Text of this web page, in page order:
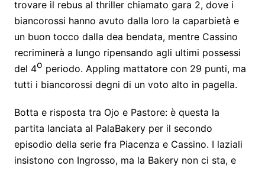
trovare il rebus al thriller chiamato gara 2, dove i
biancorossi hanno avuto dalla loro la caparbietà e
un buon tocco dalla dea bendata, mentre Cassino
recriminerà a lungo ripensando agli ultimi possessi
del 4o periodo. Appling mattatore con 29 punti, ma
tutti i biancorossi degni di un voto alto in pagella.
Botta e risposta tra Ojo e Pastore: è questa la
partita lanciata al PalaBakery per il secondo
episodio della serie fra Piacenza e Cassino. I laziali
insistono con Ingrosso, ma la Bakery non ci sta, e